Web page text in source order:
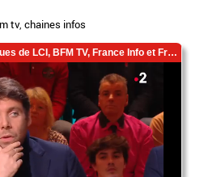
tv,chaines infos